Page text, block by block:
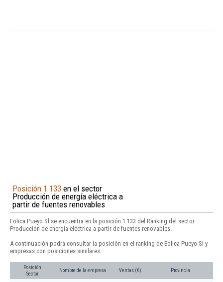
Posición 1.133 en el sector
Producción de energía eléctrica a
partir de fuentes renovables
Eolica Pueyo Sl se encuentra en la posición 1.133 del Ranking del sector
Producción de energía eléctrica a partir de fuentes renovables.
A continuación podrá consultar la posición en el ranking de Eolica Pueyo Sl y
empresas con posiciones similares:
Posición
Sector
Nombre de la empresa Ventas (€) Provincia